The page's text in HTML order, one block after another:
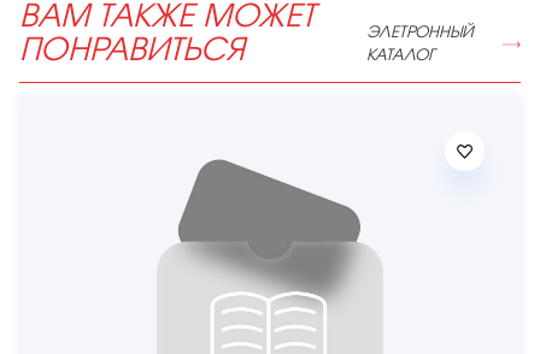
ВАМ ТАКЖЕ МОЖЕТ
ПОНРАВИТЬСЯ
ЭЛЕТРОННЫЙ
КАТАЛОГ